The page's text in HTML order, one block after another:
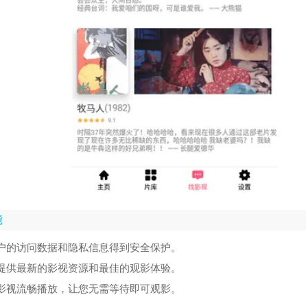
的访问数据和隐私信息得到安全保护。
最新的影视资源和最佳的观影体验。
流畅播放，让您无需等待即可观影。